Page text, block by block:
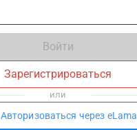
Войти
Зарегистрироваться
или
Авторизоваться через eLama